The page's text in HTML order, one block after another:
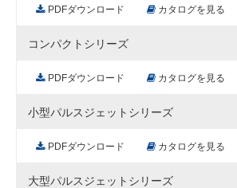
PDFダウンロード カタログを見る
コンパクトシリーズ
PDFダウンロード カタログを見る
小型パルスジェットシリーズ
PDFダウンロード カタログを見る
大型パルスジェットシリーズ